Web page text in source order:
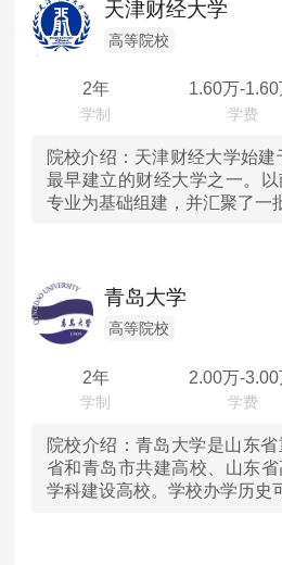
天津财经大学
高等院校
2年 1.60万-1.60
院校介绍： 天津财经大学始建
最早建立的财经大学之一。
专业为基础组建，并汇聚了一
青岛大学
高等院校
2年 2.00万-3.00
院校介绍： 青岛大学是山东
省和青岛市共建高校、山东
学科建设高校。学校办学历史